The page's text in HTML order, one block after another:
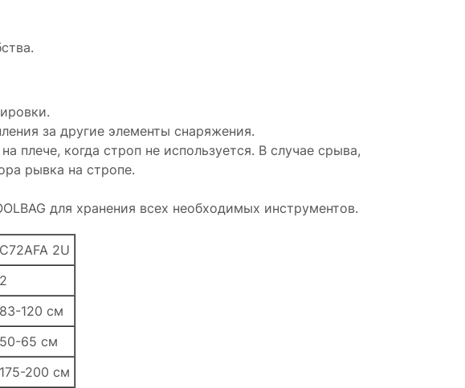
за другие элементы снаряжения.
плече, когда строп не используется. В случае срыва,
рывка на стропе.
для хранения всех необходимых инструментов.
C72AFA 2U
2
83-120 см
50-65 см
175-200 см